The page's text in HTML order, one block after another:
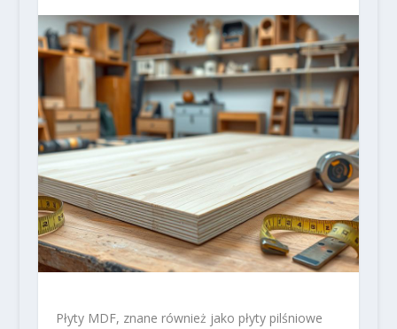
Płyty MDF, znane również jako płyty pilśniowe